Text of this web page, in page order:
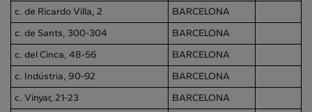
c. de Ricardo Villa, 2
BARCELONA
c. de Sants, 300-304
BARCELONA
c. del Cinca, 48-56
BARCELONA
c. Indústria, 90-92
BARCELONA
c. Vinyar, 21-23
BARCELONA